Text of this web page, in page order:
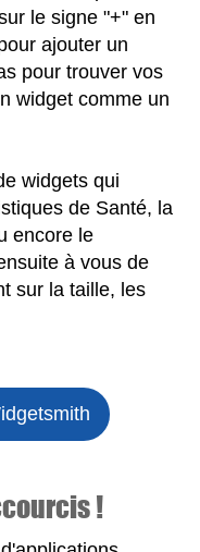
le signe "+" en
ajouter un
pour trouver vos
widget comme un
widgets qui
de Santé, la
encore le
à vous de
sur la taille, les
!